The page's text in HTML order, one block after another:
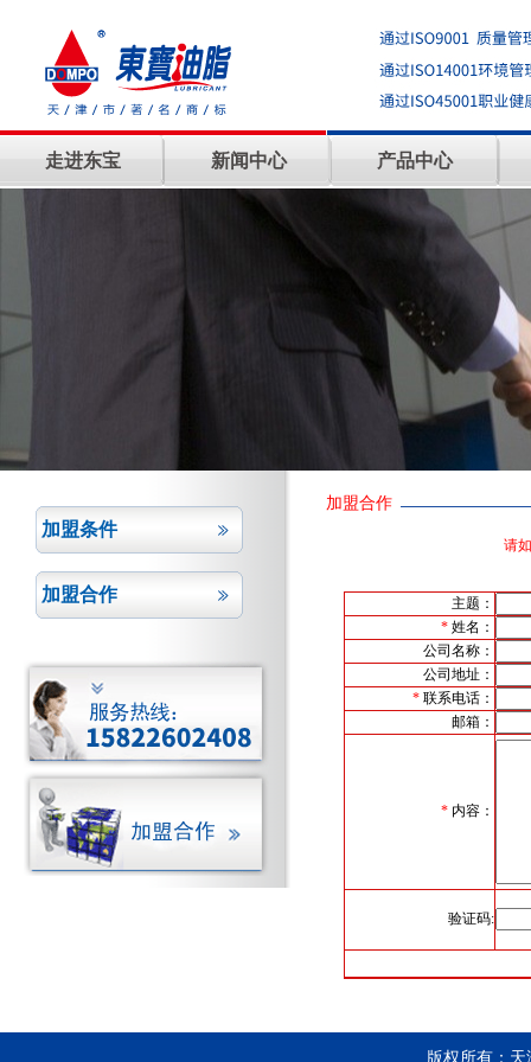
走进东宝 新闻中心 产品中心
加盟条件
加盟合作
加盟合作
请
主题：
* 姓名：
公司名称：
公司地址：
* 联系电话：
邮箱：
* 内容：
验证码:
版权所有：